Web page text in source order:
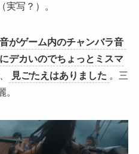
実写？）。
がゲーム内のチャンバラ音
デカいのでちょっとミスマ
見ごたえはありました 。三
。